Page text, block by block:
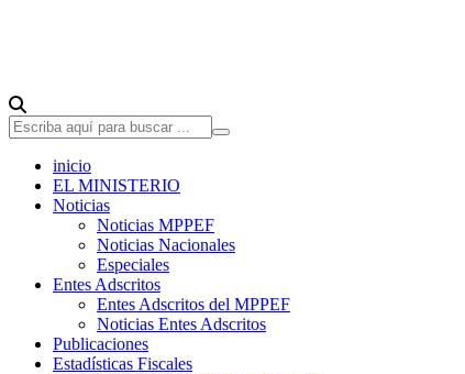
inicio
EL MINISTERIO
Noticias
Noticias MPPEF
Noticias Nacionales
Especiales
Entes Adscritos
Entes Adscritos del MPPEF
Noticias Entes Adscritos
Publicaciones
Estadísticas Fiscales